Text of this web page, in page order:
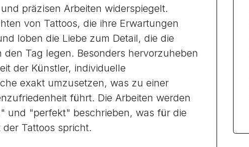
präzisen Arbeiten widerspiegelt.
von Tattoos, die ihre Erwartungen
loben die Liebe zum Detail, die die
den Tag legen. Besonders hervorzuheben
der Künstler, individuelle
exakt umzusetzen, was zu einer
führt. Die Arbeiten werden
und "perfekt" beschrieben, was für die
der Tattoos spricht.